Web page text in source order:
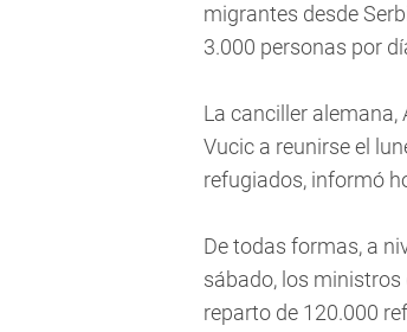
migrantes desde
3.000 personas por
La canciller
Vucic a reunirse el
refugiados, informó
De todas formas, a
sábado, los ministros
reparto de 120.000